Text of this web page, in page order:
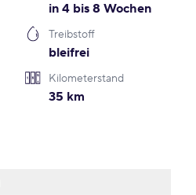
in 4 bis 8 Wochen
Treibstoff
bleifrei
Kilometerstand
35 km